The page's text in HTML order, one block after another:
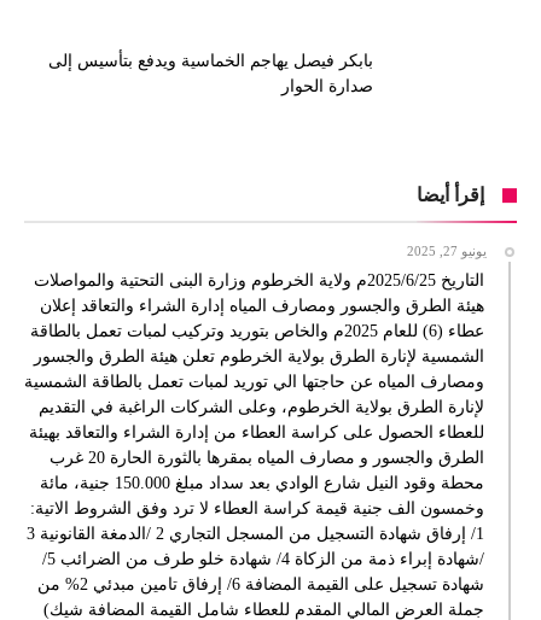
بابكر فيصل يهاجم الخماسية ويدفع بتأسيس إلى
صدارة الحوار
إقرأ أيضا
يونيو 27, 2025
التاريخ 2025/6/25م ولاية الخرطوم وزارة البنى التحتية والمواصلات
هيئة الطرق والجسور ومصارف المياه إدارة الشراء والتعاقد إعلان
عطاء (6) للعام 2025م والخاص بتوريد وتركيب لمبات تعمل بالطاقة
الشمسية لإنارة الطرق بولاية الخرطوم تعلن هيئة الطرق والجسور
ومصارف المياه عن حاجتها الي توريد لمبات تعمل بالطاقة الشمسية
لإنارة الطرق بولاية الخرطوم، وعلى الشركات الراغبة في التقديم
للعطاء الحصول على كراسة العطاء من إدارة الشراء والتعاقد بهيئة
الطرق والجسور و مصارف المياه بمقرها بالثورة الحارة 20 غرب
محطة وقود النيل شارع الوادي بعد سداد مبلغ 150.000 جنية، مائة
وخمسون الف جنية قيمة كراسة العطاء لا ترد وفق الشروط الاتية:
1/ إرفاق شهادة التسجيل من المسجل التجاري 2 /الدمغة القانونية 3
/شهادة إبراء ذمة من الزكاة 4/ شهادة خلو طرف من الضرائب 5/
شهادة تسجيل على القيمة المضافة 6/ إرفاق تامين مبدئي 2% من
جملة العرض المالي المقدم للعطاء شامل القيمة المضافة شيك)